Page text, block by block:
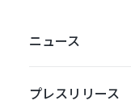
ニュース
プレスリリース